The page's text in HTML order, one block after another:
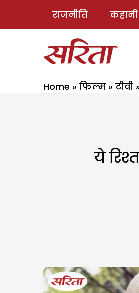
राजनीति कहानी
Home » फिल्म » टीवी
ये